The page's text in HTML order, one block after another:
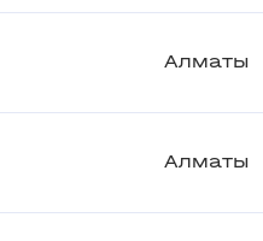
Алматы
Алматы